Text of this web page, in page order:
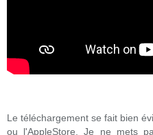
Le téléchargement se fait bien
ou l'AppleStore. Je ne mets